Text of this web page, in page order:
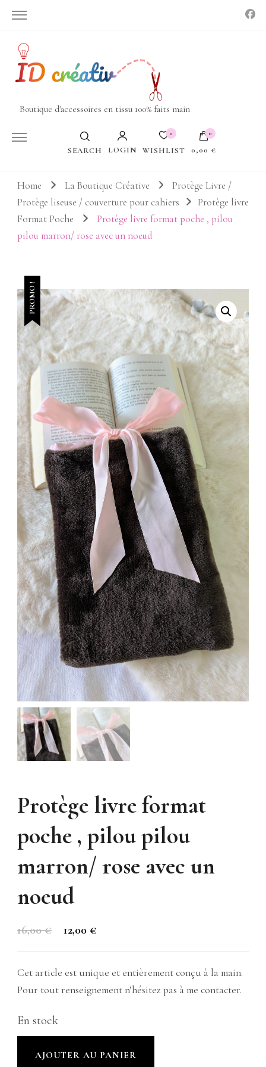
Boutique d'accessoires en tissu 100% faits main
SEARCH LOGIN
0
WISHLIST
0
0,00 €
Votre panier est vide.
Home La Boutique Créative
Protège Livre /
Protège liseuse / couverture pour cahiers
Protège livre
Format Poche
Protège livre format poche , pilou
pilou marron/ rose avec un noeud
PROMO !
Protège livre format
poche , pilou pilou
marron/ rose avec un
noeud
16,00€
Le
prix
initial
était :
12,00 €
prix
actuel
est :
Cet article est unique et entièrement conçu à la main.
Pour tout renseignement n’hésitez pas à me contacter.
En stock
AJOUTER AU PANIER